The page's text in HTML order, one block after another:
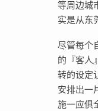
等周边城
实是从东
尽管每个
的『客人
转的设定
安排出一
施一应俱